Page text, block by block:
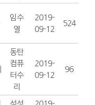
임수
열
2019-
09-12
524
동탄
컴퓨
터수
리
2019-
09-12
96